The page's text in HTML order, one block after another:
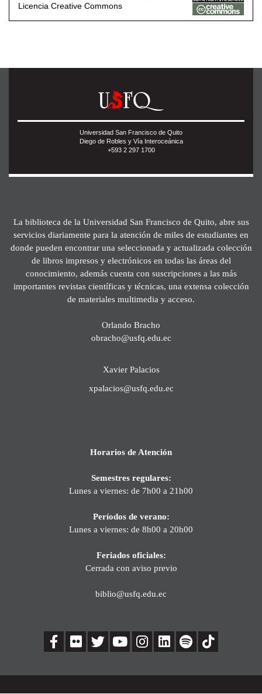
Licencia Creative Commons
Universidad San Francisco de Quito
Diego de Robles y Vía Interoceánica
+593 2 297 1700
La biblioteca de la Universidad San Francisco de Quito, abre sus
servicios diariamente para la atención de miles de estudiantes en
donde pueden encontrar una seleccionada y actualizada colección
de libros impresos y electrónicos en todas las áreas del
conocimiento, además cuenta con suscripciones a las más
importantes revistas científicas y técnicas, una extensa colección
de materiales multimedia y acceso.
Orlando Bracho
obracho@usfq.edu.ec
Xavier Palacios
xpalacios@usfq.edu.ec
Horarios de Atención
Semestres regulares:
Lunes a viernes: de 7h00 a 21h00
Períodos de verano:
Lunes a viernes: de 8h00 a 20h00
Feriados oficiales:
Cerrada con aviso previo
biblio@usfq.edu.ec